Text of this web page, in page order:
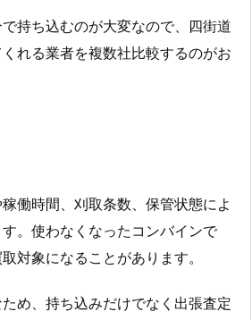
持ち込むのが大変なので、四街道
れる業者を複数社比較するのがお
働時間、刈取条数、保管状態によ
。使わなくなったコンバインで
対象になることがあります。
め、持ち込みだけでなく出張査定